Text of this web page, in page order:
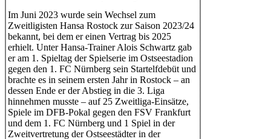
Im Juni 2023 wurde sein Wechsel zum
Zweitligisten Hansa Rostock zur Saison 2023/24
bekannt, bei dem er einen Vertrag bis 2025
erhielt. Unter Hansa-Trainer Alois Schwartz gab
er am 1. Spieltag der Spielserie im Ostseestadion
gegen den 1. FC Nürnberg sein Startelfdebüt und
brachte es in seinem ersten Jahr in Rostock – an
dessen Ende er der Abstieg in die 3. Liga
hinnehmen musste – auf 25 Zweitliga-Einsätze,
Spiele im DFB-Pokal gegen den FSV Frankfurt
und dem 1. FC Nürnberg und 1 Spiel in der
Zweitvertretung der Ostseestädter in der